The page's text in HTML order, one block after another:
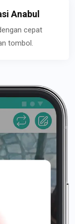
Anabul
cepat
tombol.